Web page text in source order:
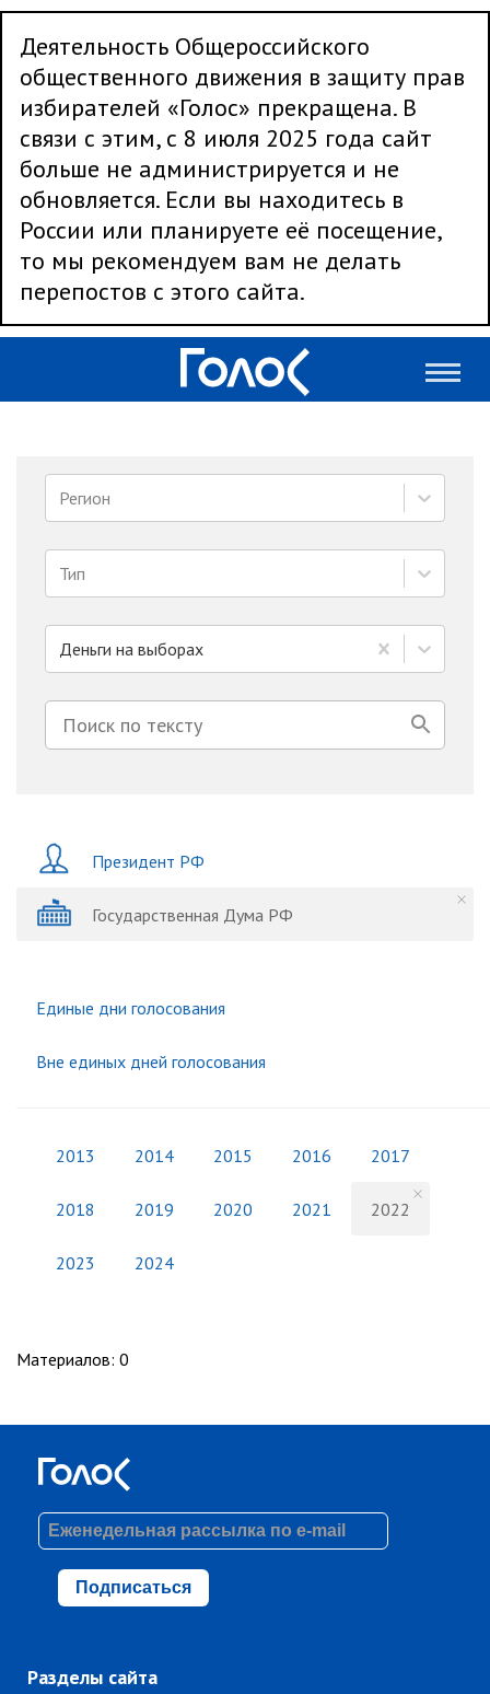
Деятельность Общероссийского
общественного движения в защиту прав
избирателей «Голос» прекращена. В
связи с этим, с 8 июля 2025 года сайт
больше не администрируется и не
обновляется. Если вы находитесь в
России или планируете её посещение,
то мы рекомендуем вам не делать
перепостов с этого сайта.
Регион
Тип
Деньги на выборах
Президент РФ
Государственная Дума РФ
Единые дни голосования
Вне единых дней голосования
2013 2014 2015 2016 2017
2018 2019 2020 2021 2022
2023 2024
Материалов: 0
Подписаться
Разделы сайта